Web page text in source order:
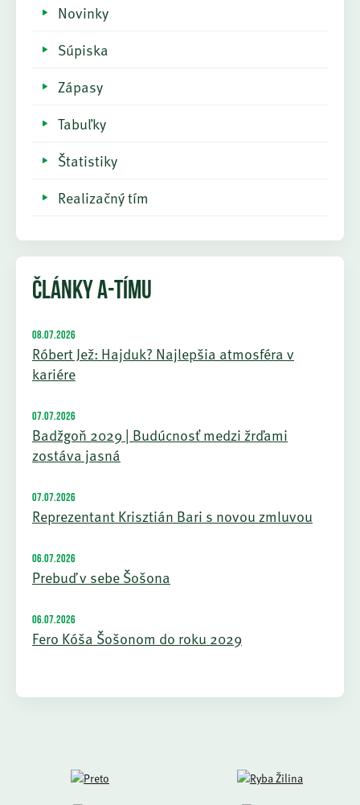
Novinky
Súpiska
Zápasy
Tabuľky
Štatistiky
Realizačný tím
ČLÁNKY A-TÍMU
08.07.2026
Róbert Jež: Hajduk? Najlepšia atmosféra v
kariére
07.07.2026
Badžgoň 2029 | Budúcnosť medzi žrďami
zostáva jasná
07.07.2026
Reprezentant Krisztián Bari s novou zmluvou
06.07.2026
Prebuď v sebe Šošona
06.07.2026
Fero Kóša Šošonom do roku 2029